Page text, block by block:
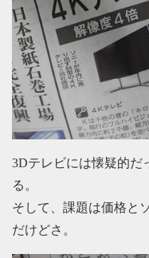
3Dテレビには懐疑的だ
る。
そして、課題は価格と
だけどさ。